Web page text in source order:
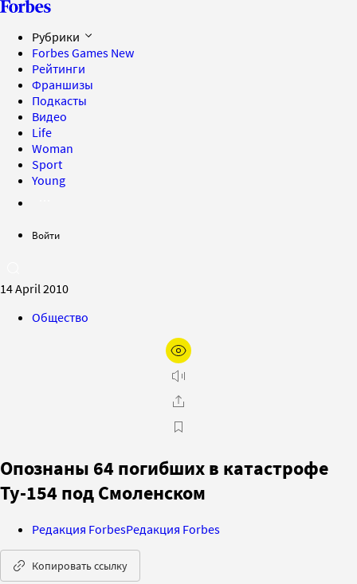
Рубрики
Forbes Games New
Рейтинги
Франшизы
Подкасты
Видео
Life
Woman
Sport
Young
Войти
14 April 2010
Общество
Опознаны 64 погибших в катастрофе
Ту-154 под Смоленском
Редакция ForbesРедакция Forbes
Копировать ссылку